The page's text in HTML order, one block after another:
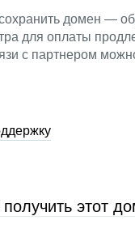
домен —
для оплаты
с партнером
получить этот